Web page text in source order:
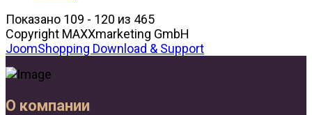
Показано 109 - 120 из 465
Copyright MAXXmarketing GmbH
JoomShopping Download & Support
О компании